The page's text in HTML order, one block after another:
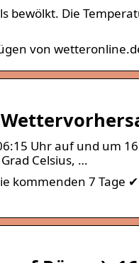
bewölkt. Die
von
Uhr auf und um
Celsius, …
7 Tage